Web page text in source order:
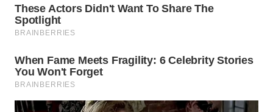
WN
INDRAMAYU
WN
KUNINGAN